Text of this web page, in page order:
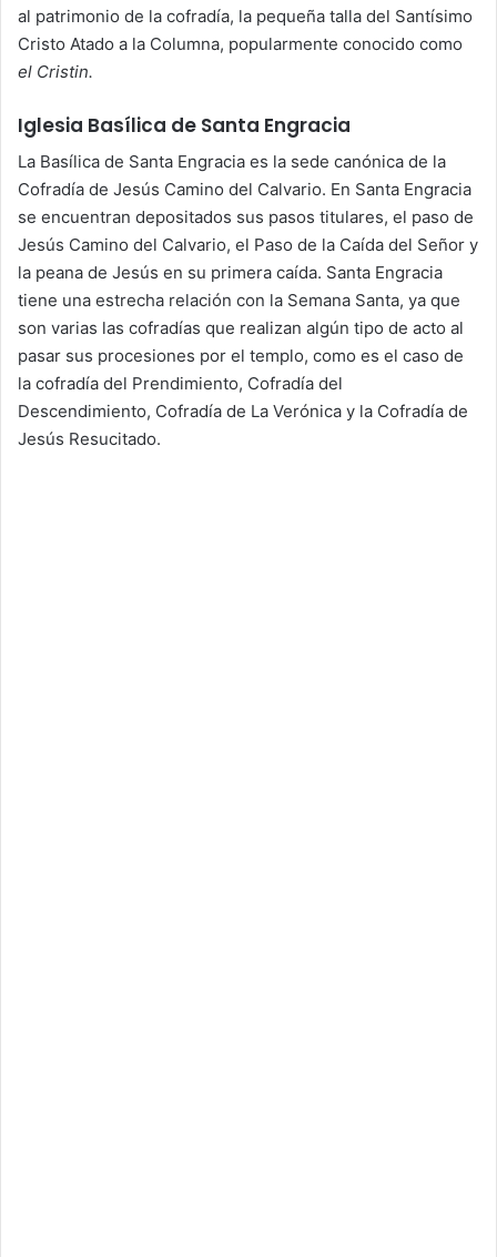
al patrimonio de la cofradía, la pequeña talla del Santísimo
Cristo Atado a la Columna, popularmente conocido como
el Cristin.
Iglesia Basílica de Santa Engracia
La Basílica de Santa Engracia es la sede canónica de la
Cofradía de Jesús Camino del Calvario. En Santa Engracia
se encuentran depositados sus pasos titulares, el paso de
Jesús Camino del Calvario, el Paso de la Caída del Señor y
la peana de Jesús en su primera caída. Santa Engracia
tiene una estrecha relación con la Semana Santa, ya que
son varias las cofradías que realizan algún tipo de acto al
pasar sus procesiones por el templo, como es el caso de
la cofradía del Prendimiento, Cofradía del
Descendimiento, Cofradía de La Verónica y la Cofradía de
Jesús Resucitado.